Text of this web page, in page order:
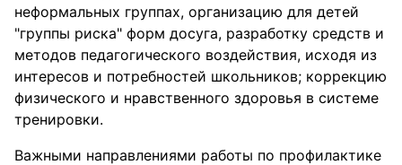
неформальных группах, организацию для детей
"группы риска" форм досуга, разработку средств и
методов педагогического воздействия, исходя из
интересов и потребностей школьников; коррекцию
физического и нравственного здоровья в системе
тренировки.
Важными направлениями работы по профилактике